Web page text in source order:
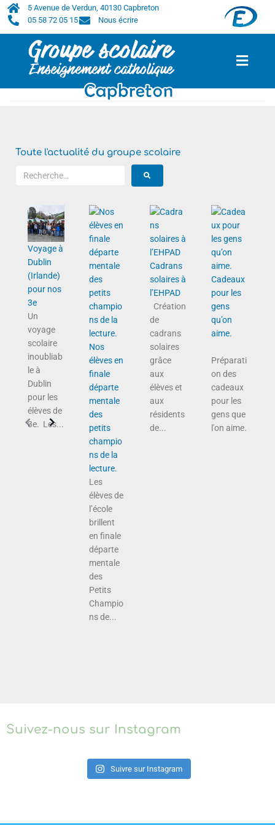
5 Avenue de Verdun, 40130 Capbreton
05 58 72 05 15
Nous écrire
Toute l'actualité du groupe scolaire
Voyage à
Dublin
(Irlande)
pour nos
3e
Un
voyage
scolaire
inoubliab
le à
Dublin
pour les
élèves de
3e. Les...
Nos
élèves en
finale
départe
mentale
des
petits
champio
ns de la
lecture.
Les
élèves de
l’école
brillent
en finale
départe
mentale
des
Petits
Champio
ns de...
Cadrans
solaires à
l’EHPAD
Création
de
cadrans
solaires
grâce
aux
élèves et
aux
résidents
de...
Cadeaux
pour les
gens
qu’on
aime.
Préparati
on des
cadeaux
pour les
gens que
l'on aime.
Suivez-nous sur Instagram
Suivre sur Instagram